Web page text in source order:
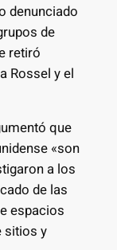
denunciado
de
retiró
Rossel y el
que
«son
a los
de las
espacios
sitios y